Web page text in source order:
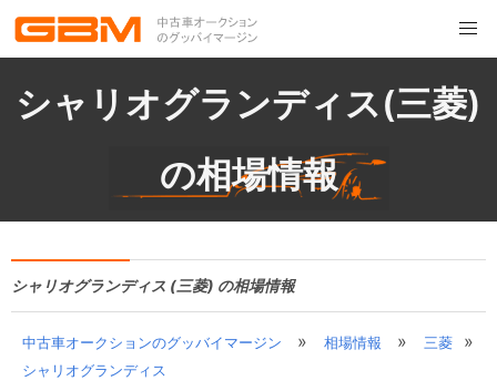
シャリオグランディス(三菱)
の相場情報
シャリオグランディス (三菱) の相場情報
中古車オークションのグッバイマージン » 相場情報 » 三菱 »
シャリオグランディス